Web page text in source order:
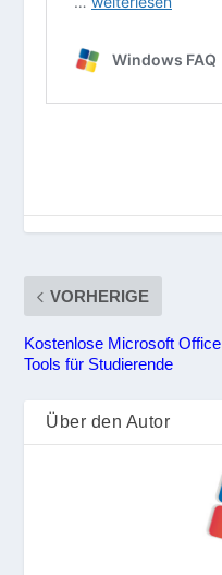
VORHERIGE
Kostenlose Microsoft Office
Tools für Studierende
Über den Autor